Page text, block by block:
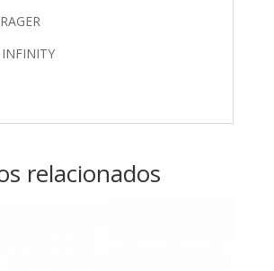
relacionados